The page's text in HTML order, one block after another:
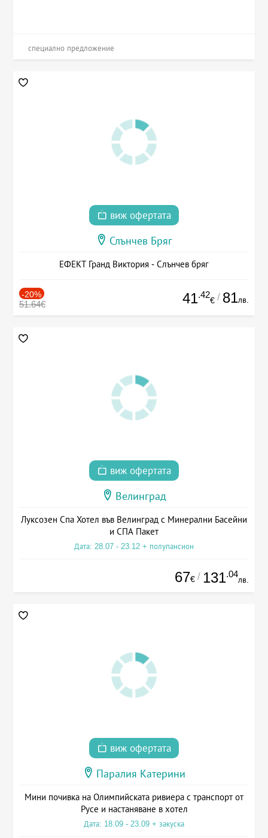
специално предложение
виж офертата
Слънчев Бряг
ЕФЕКТ Гранд Виктория - Слънчев бряг
-20%
51.64€ 41.42
€ / 81лв.
виж офертата
Велинград
Луксозен Спа Хотел във Велинград с Минерални Басейни
и СПА Пакет
Дата: 28.07 - 23.12 + полупансион
67€ / 131.04
лв.
виж офертата
Паралия Катерини
Мини почивка на Олимпийската ривиера с транспорт от
Русе и настаняване в хотел
Дата: 18.09 - 23.09 + закуска